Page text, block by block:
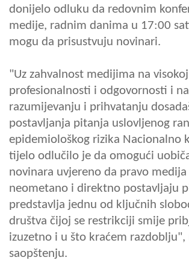
donijelo odluku da redovnim
medije, radnim danima u 17:00
mogu da prisustvuju novinari.
"Uz zahvalnost medijima na visokoj
profesionalnosti i odgovornosti i na
razumijevanju i prihvatanju
postavljanja pitanja uslovljenog
epidemiološkog rizika Nacionalno
tijelo odlučilo je da omogući
novinara uvjereno da pravo medija
neometano i direktno postavljaju
predstavlja jednu od ključnih
društva čijoj se restrikciji smije
izuzetno i u što kraćem razdoblju",
saopštenju.